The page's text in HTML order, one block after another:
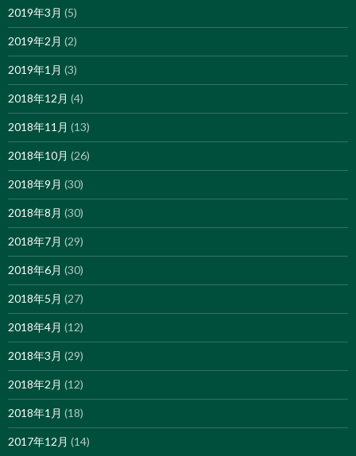
2019年3月 (5)
2019年2月 (2)
2019年1月 (3)
2018年12月 (4)
2018年11月 (13)
2018年10月 (26)
2018年9月 (30)
2018年8月 (30)
2018年7月 (29)
2018年6月 (30)
2018年5月 (27)
2018年4月 (12)
2018年3月 (29)
2018年2月 (12)
2018年1月 (18)
2017年12月 (14)